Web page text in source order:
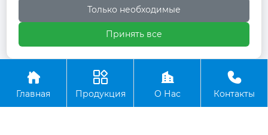
+86-13806434669
 +86 13806434669
Copyright ©ООО Зибо Хенгдин Вентилятор

Главная

Продукция

О Нас

Контакты
Только необходимые
Принять все